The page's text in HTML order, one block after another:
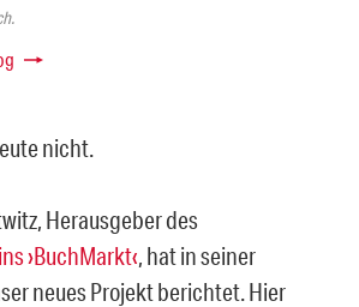
nicht.
Herausgeber des
›BuchMarkt‹, hat in seiner
neues Projekt berichtet. Hier